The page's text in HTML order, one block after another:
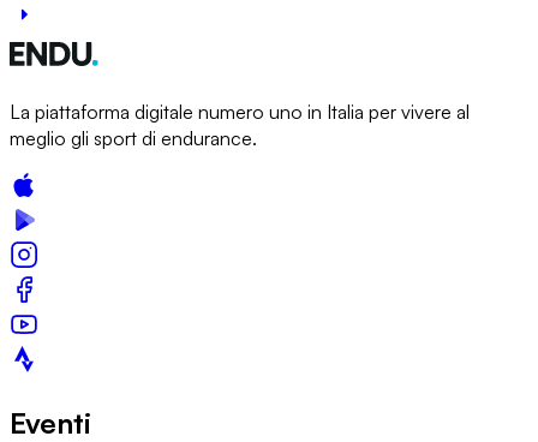
La piattaforma digitale numero uno in Italia per vivere al
meglio gli sport di endurance.
Eventi